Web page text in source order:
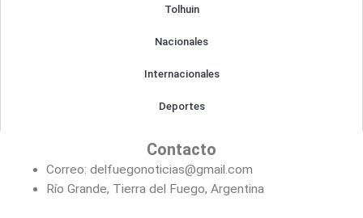
Tolhuin
Nacionales
Internacionales
Deportes
Contacto
Correo: delfuegonoticias@gmail.com
Río Grande, Tierra del Fuego, Argentina